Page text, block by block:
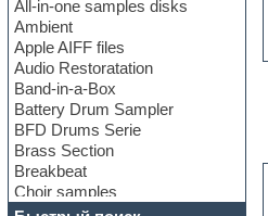
All-in-one samples disks
Ambient
Apple AIFF files
Audio Restoratation
Band-in-a-Box
Battery Drum Sampler
BFD Drums Serie
Brass Section
Breakbeat
Choir samples
Chris Hein Samples